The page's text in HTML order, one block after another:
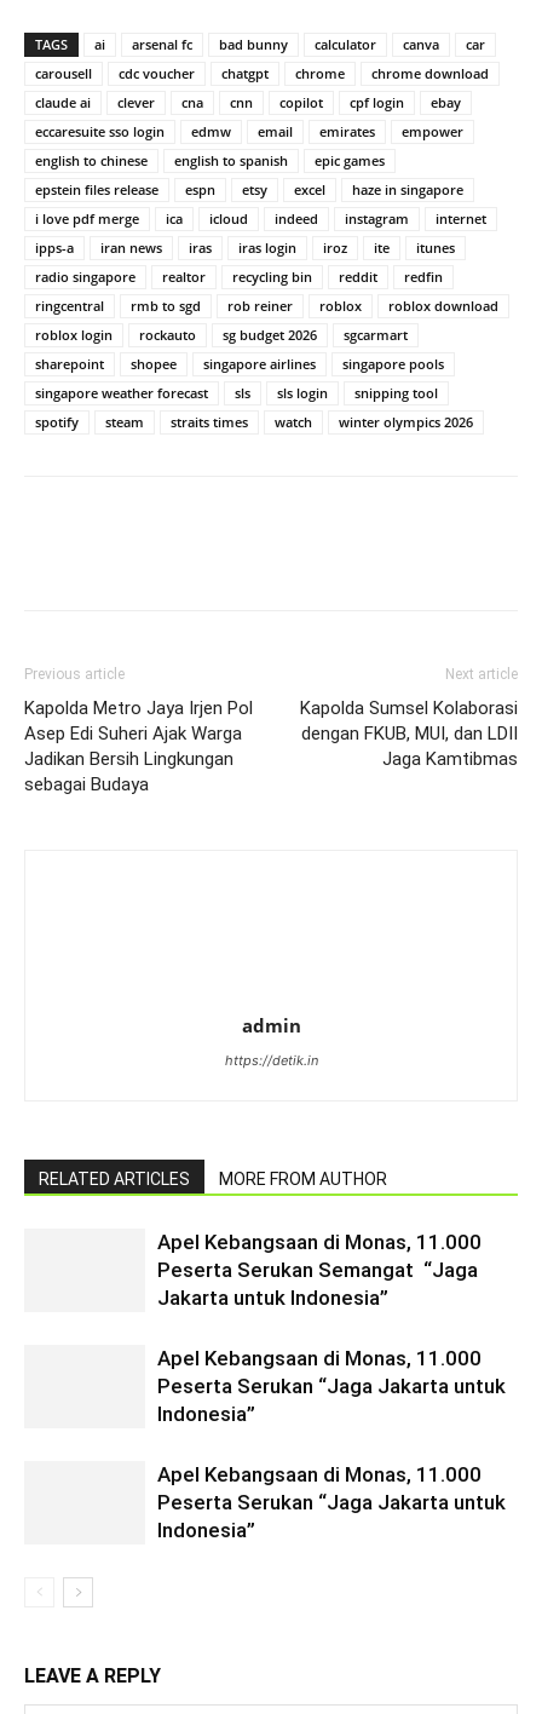
TAGS ai arsenal fc bad bunny calculator canva
car
carousell
cdc voucher chatgpt chrome
chrome download
claude ai
clever cna cnn copilot cpf login
ebay
eccaresuite sso login
edmw email emirates
empower
english to chinese
english to spanish
epic games
epstein files release
espn etsy excel
haze in singapore
i love pdf merge
ica icloud indeed instagram
internet
ipps-a
iran news iras iras login iroz ite
itunes
radio singapore
realtor recycling bin reddit
redfin
ringcentral
rmb to sgd rob reiner roblox
roblox download
roblox login
rockauto sg budget 2026
sgcarmart
sharepoint
shopee singapore airlines
singapore pools
singapore weather forecast
sls sls login
snipping tool
spotify
steam straits times watch winter olympics 2026
Previous article
Kapolda Metro Jaya Irjen Pol
Asep Edi Suheri Ajak Warga
Jadikan Bersih Lingkungan
sebagai Budaya
Next article
Kapolda Sumsel Kolaborasi
dengan FKUB, MUI, dan LDII
Jaga Kamtibmas
admin
https://detik.in
RELATED ARTICLES MORE FROM AUTHOR
Apel Kebangsaan di Monas, 11.000
Peserta Serukan Semangat “Jaga
Jakarta untuk Indonesia”
Apel Kebangsaan di Monas, 11.000
Peserta Serukan “Jaga Jakarta untuk
Indonesia”
Apel Kebangsaan di Monas, 11.000
Peserta Serukan “Jaga Jakarta untuk
Indonesia”
LEAVE A REPLY